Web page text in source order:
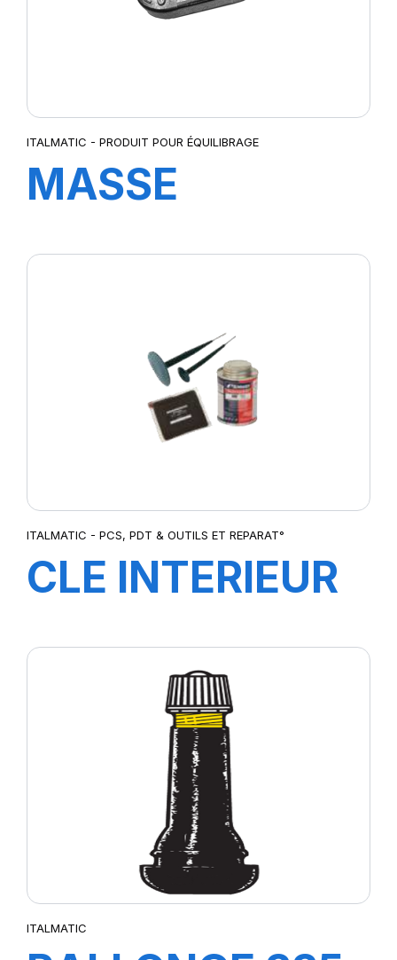
ITALMATIC - PRODUIT POUR ÉQUILIBRAGE
MASSE
ITALMATIC - PCS, PDT & OUTILS ET REPARAT°
CLE INTERIEUR
ITALMATIC